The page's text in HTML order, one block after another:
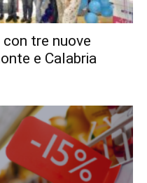
tre nuove
e Calabria